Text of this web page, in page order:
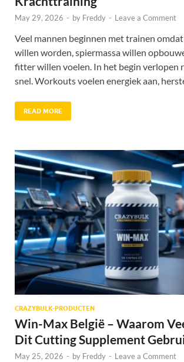
May 29, 2026 - by Freddy - Leave a Comment
Veel mannen beginnen met trainen
willen worden, spiermassa willen
fitter willen voelen. In het begin verlopen
snel. Workouts voelen energiek aan,
READ MORE
CRAZYBULK-PRODUCTEN
Win-Max België – Waarom
Dit Cutting Supplement
May 25, 2026 - by Freddy - Leave a Comment